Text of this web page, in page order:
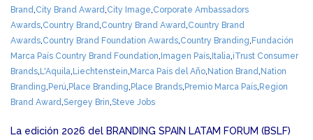
Brand,City Brand Award,City Image,Corporate Ambassadors
Awards,Country Brand,Country Brand Award,Country Brand
Awards,Country Brand Foundation Awards,Country Branding, Fundación
Marca País Country Brand Foundation, Imagen País, Italia,iTrust Consumer
Brands, L'Aquila, Liechtenstein, Marca País del Año, Nation Brand, Nation
Branding, Perú, Place Branding, Place Brands, Premio Marca País, Region
Brand Award,Sergey Brin,Steve Jobs
La edición 2026 del BRANDING SPAIN LATAM FORUM (BSLF)